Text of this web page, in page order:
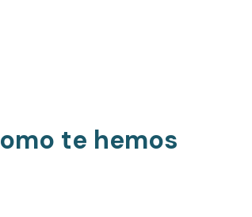
te hemos